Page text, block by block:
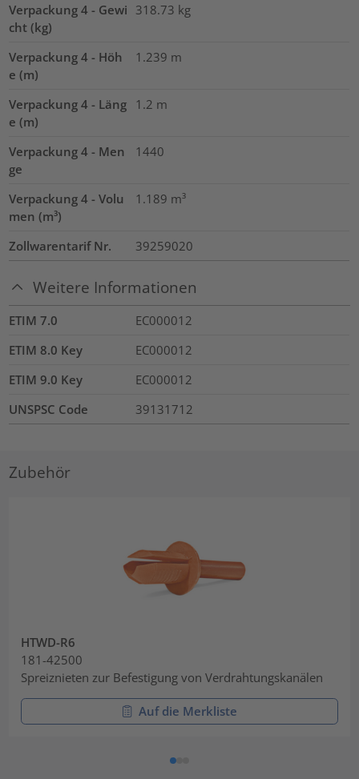
Verpackung 4 - Gewi
cht (kg)
318.73 kg
Verpackung 4 - Höh
e (m)
1.239 m
Verpackung 4 - Läng
e (m)
1.2 m
Verpackung 4 - Men
ge
1440
Verpackung 4 - Volu
men (m³)
1.189 m³
Zollwarentarif Nr. 39259020
Weitere Informationen
ETIM 7.0
EC000012
ETIM 8.0 Key
EC000012
ETIM 9.0 Key
EC000012
UNSPSC Code
39131712
Zubehör
HTWD-R6
181-42500
Spreiznieten zur Befestigung von Verdrahtungskanälen
Auf die Merkliste